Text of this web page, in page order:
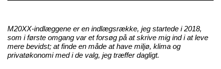
M20XX-indlæggene er en indlægsrække, jeg startede i 2018,
som i første omgang var et forsøg på at skrive mig ind i at leve
mere bevidst; at finde en måde at have miljø, klima og
privatøkonomi med i de valg, jeg træffer dagligt.